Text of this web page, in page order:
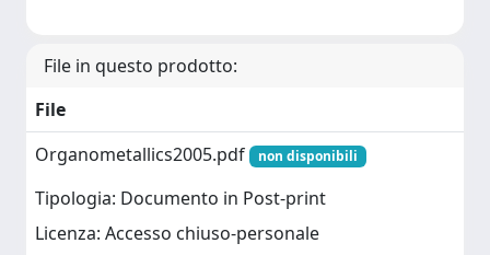
File in questo prodotto:
File
Organometallics2005.pdf
non disponibili
Tipologia: Documento in Post-print
Licenza: Accesso chiuso-personale